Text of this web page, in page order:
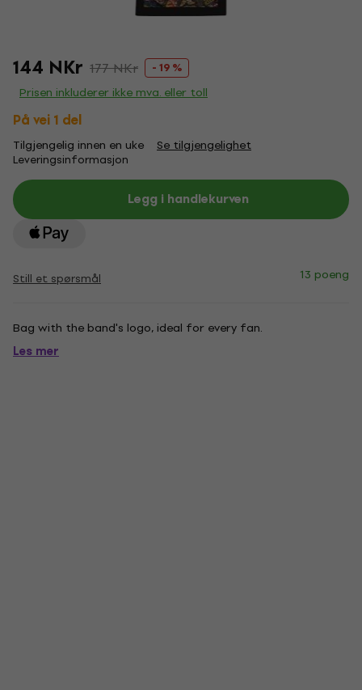
144 NKr 177 NKr - 19 %
Prisen inkluderer ikke mva. eller toll
På vei 1 del
Tilgjengelig innen en uke Se tilgjengelighet
Leveringsinformasjon
Legg i handlekurven
Still et spørsmål 13 poeng
Bag with the band's logo, ideal for every fan.
Les mer